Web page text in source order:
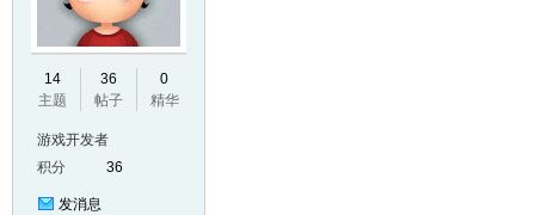
14
主题
36
帖子
0
精华
游戏开发者
积分
36
发消息